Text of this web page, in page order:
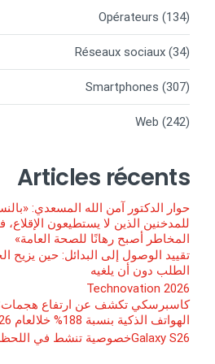
Opérateurs (134)
Réseaux sociaux (34)
Smartphones (307)
Web (242)
Articles récents
حوار الدكتور آمن الله المسعدي:
للمدخنين الذين لا يستطيعون
المخاطر أصبح رهانًا للصحة العامة»
تقييد الوصول إلى البدائل: حين يزيح
الطلب دون أن يلغيه
Technovation 2026
الهواتف الذكية بنسبة 188% خلالعام 2026
Galaxy S26خصوصية تنشط في اللحظة المناسبة